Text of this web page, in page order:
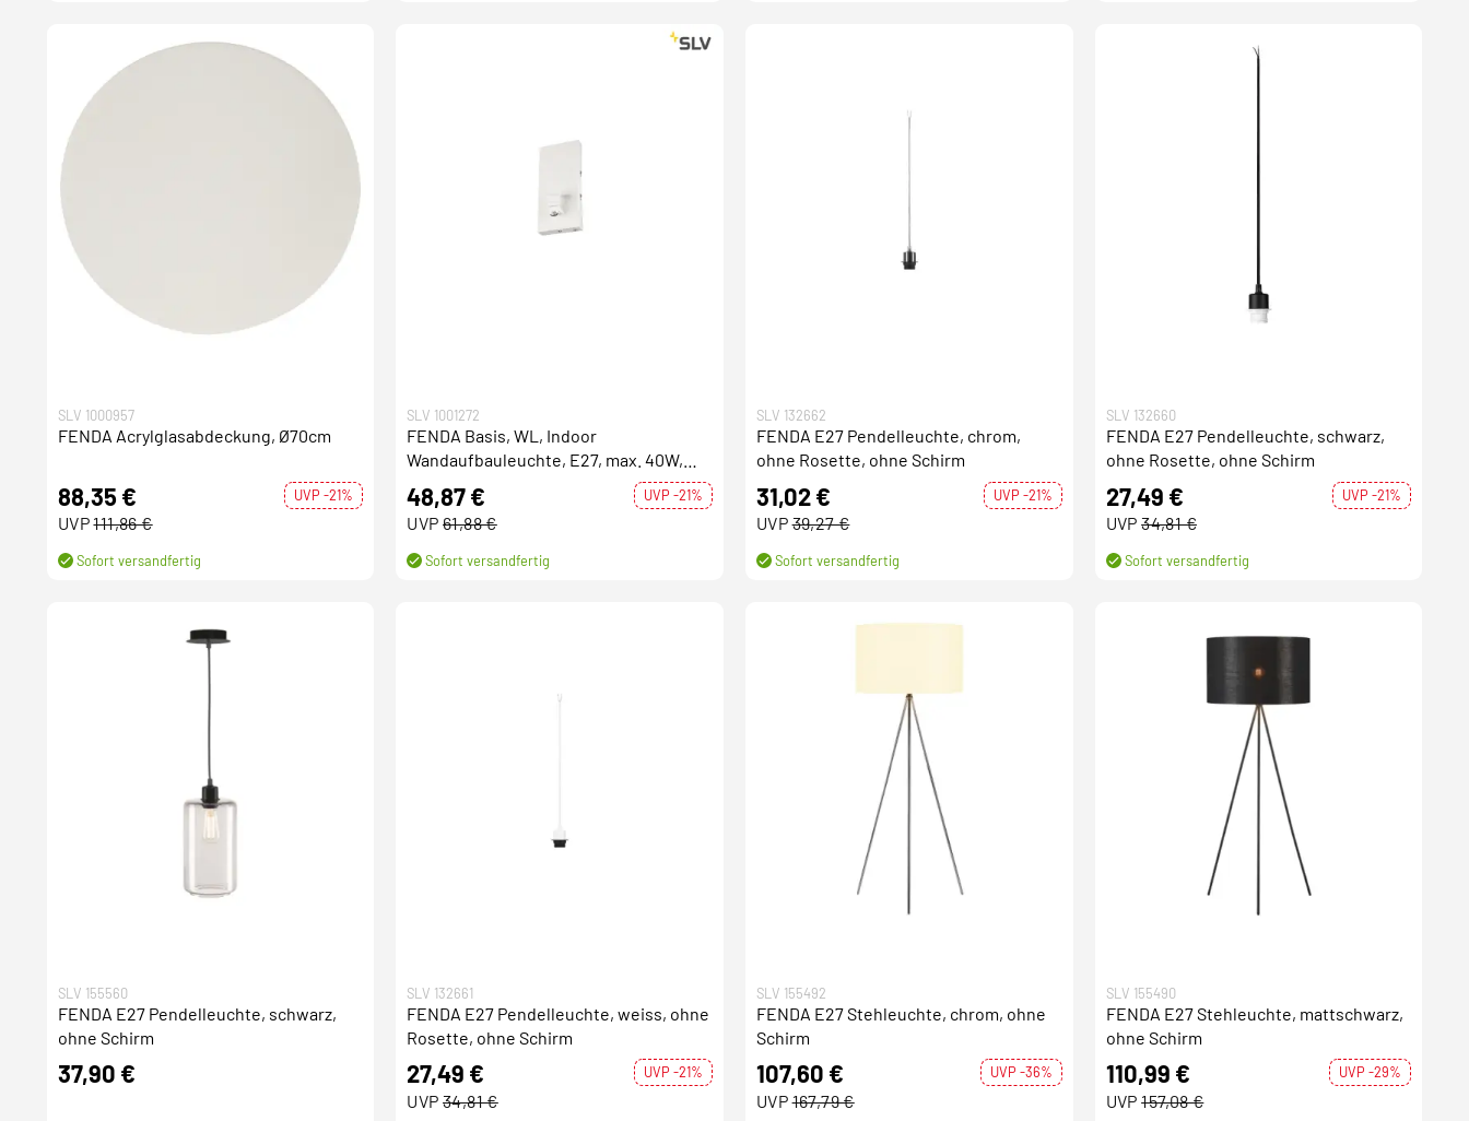
SLV 1000957
FENDA Acrylglasabdeckung, Ø70cm
88,35 € UVP -21%
UVP111,86 €
Sofort versandfertig
SLV 1001272
FENDA Basis, WL, Indoor
Wandaufbauleuchte, E27, max. 40W,
weiß
48,87 € UVP -21%
UVP 61,88 €
Sofort versandfertig
SLV 132662
FENDA E27 Pendelleuchte, chrom,
ohne Rosette, ohne Schirm
31,02 € UVP -21%
UVP39,27 €
Sofort versandfertig
SLV 132660
FENDA E27 Pendelleuchte, schwarz,
ohne Rosette, ohne Schirm
27,49 € UVP -21%
UVP 34,81 €
Sofort versandfertig
SLV 155560
FENDA E27 Pendelleuchte, schwarz,
ohne Schirm
37,90 €
SLV 132661
FENDA E27 Pendelleuchte, weiss, ohne
Rosette, ohne Schirm
27,49 € UVP -21%
UVP 34,81 €
SLV 155492
FENDA E27 Stehleuchte, chrom, ohne
Schirm
107,60 € UVP -36%
UVP167,79 €
SLV 155490
FENDA E27 Stehleuchte, mattschwarz,
ohne Schirm
110,99 € UVP -29%
UVP 157,08 €